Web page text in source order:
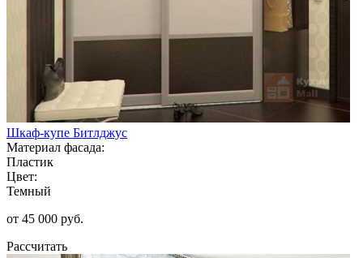
Шкаф-купе Битлджус
Материал фасада:
Пластик
Цвет:
Темный
от 45 000 руб.
Рассчитать